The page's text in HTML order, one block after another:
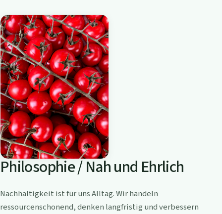
Philosophie / Nah und Ehrlich
Nachhaltigkeit ist für uns Alltag. Wir handeln
ressourcenschonend, denken langfristig und verbessern